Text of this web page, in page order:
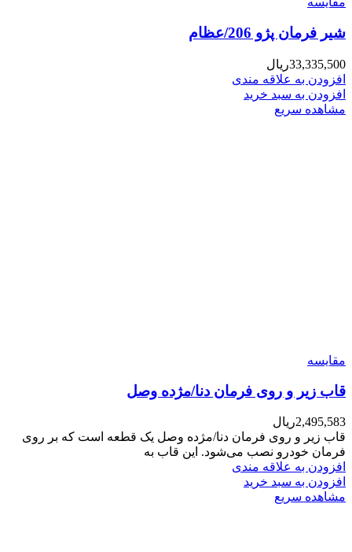
شیر فرمان پژو 206/عظام
33,335,500ریال
افزودن به علاقه مندی
افزودن به سبد خرید
مشاهده سریع
مقایسه
قاب زیر و روی فرمان دنا/مژده وصل
2,495,583ریال
قاب زیر و روی فرمان دنا/مژده وصل یک قطعه است که بر روی
فرمان خودرو نصب می‌شود. این قاب به
افزودن به علاقه مندی
افزودن به سبد خرید
مشاهده سریع